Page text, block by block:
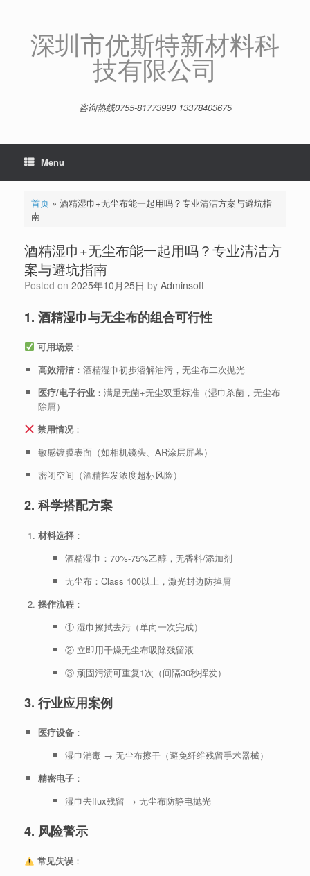
深圳市优斯特新材料科
技有限公司
咨询热线0755-81773990 13378403675
Menu
首页» 酒精湿巾+无尘布能一起用吗？专业清洁方案与避坑指
南
酒精湿巾+无尘布能一起用吗？专业清洁方
案与避坑指南
Posted on 2025年10月25日 by Adminsoft
1. 酒精湿巾与无尘布的组合可行性
可用场景：
高效清洁：酒精湿巾初步溶解油污，无尘布二次抛光
医疗/电子行业：满足无菌+无尘双重标准（湿巾杀菌，无尘布
除屑）
禁用情况：
敏感镀膜表面（如相机镜头、AR涂层屏幕）
密闭空间（酒精挥发浓度超标风险）
2. 科学搭配方案
材料选择：
酒精湿巾：70%-75%乙醇，无香料/添加剂
无尘布：Class 100以上，激光封边防掉屑
操作流程：
① 湿巾擦拭去污（单向一次完成）
② 立即用干燥无尘布吸除残留液
③ 顽固污渍可重复1次（间隔30秒挥发）
3. 行业应用案例
医疗设备：
湿巾消毒 → 无尘布擦干（避免纤维残留手术器械）
精密电子：
湿巾去flux残留 → 无尘布防静电抛光
4. 风险警示
常见失误：